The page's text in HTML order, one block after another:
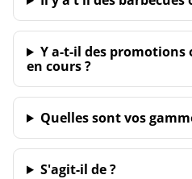
Y a-t-il des promotions
en cours ?
Quelles sont vos
S'agit-il de ?